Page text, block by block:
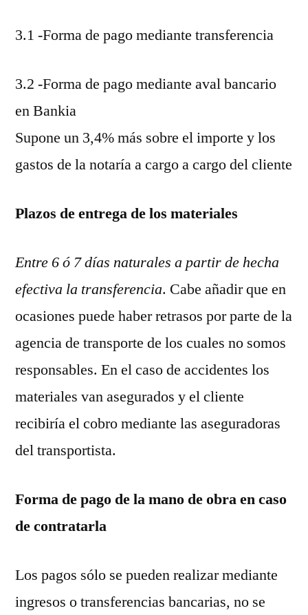
3.1 -Forma de pago mediante transferencia
3.2 -Forma de pago mediante aval bancario
en Bankia
Supone un 3,4% más sobre el importe y los
gastos de la notaría a cargo a cargo del cliente
Plazos de entrega de los materiales
Entre 6 ó 7 días naturales a partir de hecha
efectiva la transferencia. Cabe añadir que en
ocasiones puede haber retrasos por parte de la
agencia de transporte de los cuales no somos
responsables. En el caso de accidentes los
materiales van asegurados y el cliente
recibiría el cobro mediante las aseguradoras
del transportista.
Forma de pago de la mano de obra en caso
de contratarla
Los pagos sólo se pueden realizar mediante
ingresos o transferencias bancarias, no se